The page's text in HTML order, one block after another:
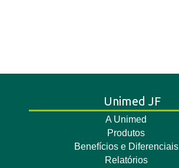
Unimed JF
A Unimed
Produtos
Benefícios e Diferenciais
Relatórios